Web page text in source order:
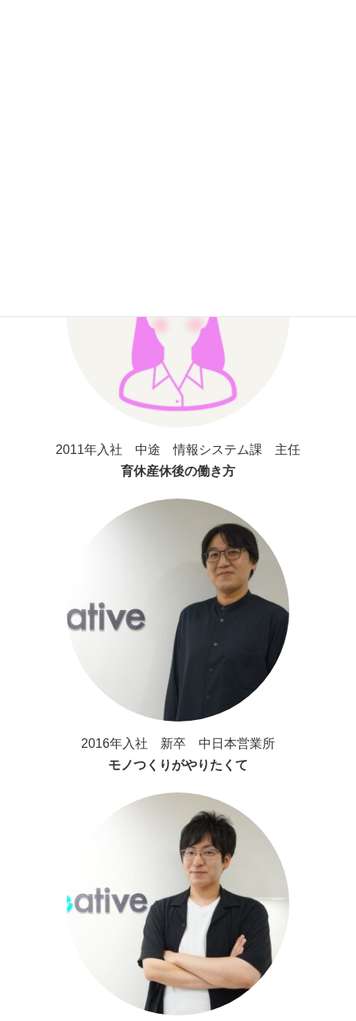
2011年入社 中途 情報システム課 主任
育休産休後の働き方
2016年入社 新卒 中日本営業所
モノつくりがやりたくて